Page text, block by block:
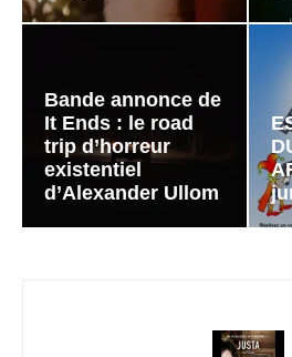
Bande annonce de
It Ends : le road
trip d’horreur
existentiel
d’Alexander Ullom